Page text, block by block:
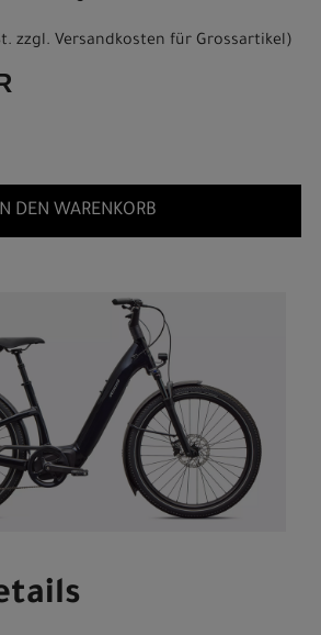
zzgl. Versandkosten für Grossartikel)
DEN WARENKORB